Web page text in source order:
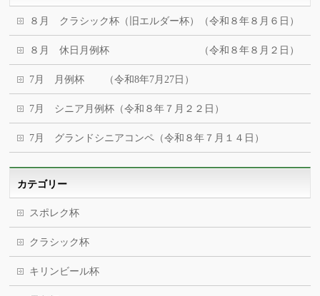
８月 クラシック杯（旧エルダー杯）（令和８年８月６日）
８月 休日月例杯 （令和８年８月２日）
7月 月例杯 （令和8年7月27日）
7月 シニア月例杯（令和８年７月２２日）
7月 グランドシニアコンペ（令和８年７月１４日）
カテゴリー
スポレク杯
クラシック杯
キリンビール杯